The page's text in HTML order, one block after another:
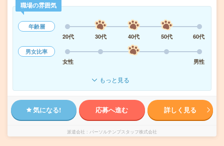
職場の雰囲気
年齢層
20代
30代 40代 50代
60代
男女比率
女性
男性
もっと見る
気になる! 応募へ進む 詳しく見る
派遣会社 パーソルテンプスタッフ株式会社